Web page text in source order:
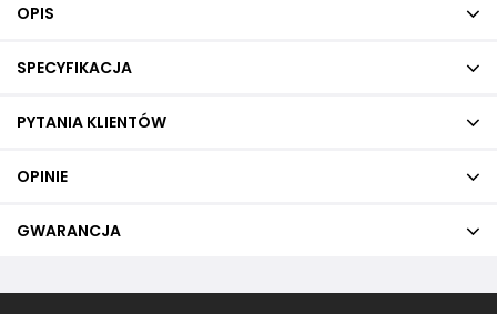
OPIS
SPECYFIKACJA
PYTANIA KLIENTÓW
OPINIE
GWARANCJA